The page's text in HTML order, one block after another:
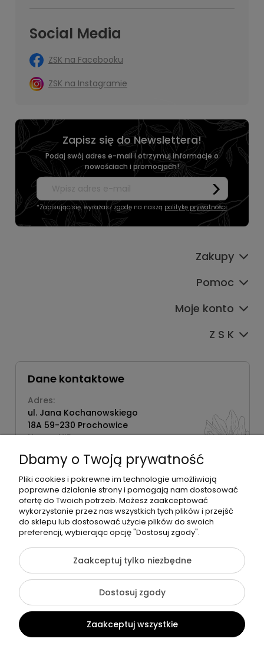
Social Media
ZSK na Facebooku
ZSK na Instagramie
Zapisz się do Newslettera!
Podaj swój adres e-mail i otrzymuj informacje o
nowościach i promocjach!
*Zapisując się, wyrażasz zgodę na naszą politykę prywatności.
Zakupy
Pomoc
Moje konto
Z S K
Dane kontaktowe
Adres:
ul. Jana Kochanowskiego
18A 59-230 Prochowice
Numer NIP:
Telefon:
518358020
©2026 Wszelkie Prawa Zastrzeżone | Zrób Sobie Krem
Szablon Flex byEcommercy
Pokaż pełną wersję strony
Sklep internetowy Shoper Premium
Dbamy o Twoją prywatność
Pliki cookies i pokrewne im technologie umożliwiają
poprawne działanie strony i pomagają nam dostosować
ofertę do Twoich potrzeb. Możesz zaakceptować
wykorzystanie przez nas wszystkich tych plików i przejść
do sklepu lub dostosować użycie plików do swoich
preferencji, wybierając opcję "Dostosuj zgody".
Zaakceptuj tylko niezbędne
Dostosuj zgody
Zaakceptuj wszystkie